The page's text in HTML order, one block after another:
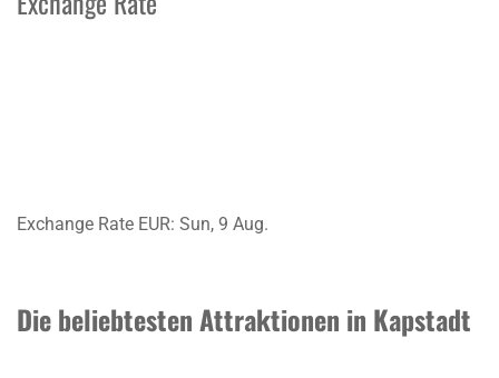
Exchange Rate EUR: Sun, 9 Aug.
Die beliebtesten Attraktionen in Kapstadt